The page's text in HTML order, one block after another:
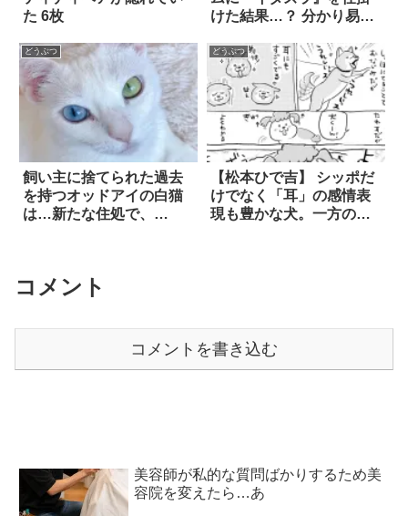
た 6枚
けた結果…？ 分かり易い
どうぶつ
飼い主に捨てられた過去
を持つオッドアイの白猫
は…新たな住処で、
どうぶつ
【松本ひで吉】 シッポだ
けでなく「耳」の感情表
現も豊かな犬。一方の猫
コメント
コメントを書き込む
美容師が私的な質問ばかりするため美
容院を変えたら…あ